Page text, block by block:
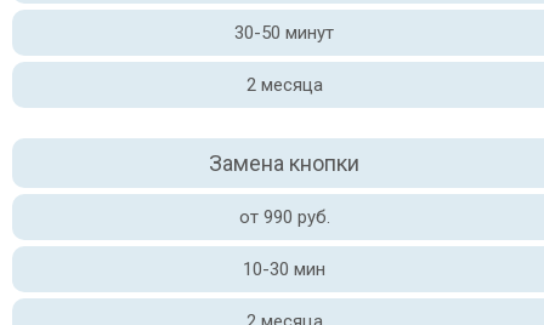
30-50 минут
2 месяца
Замена кнопки
от 990 руб.
10-30 мин